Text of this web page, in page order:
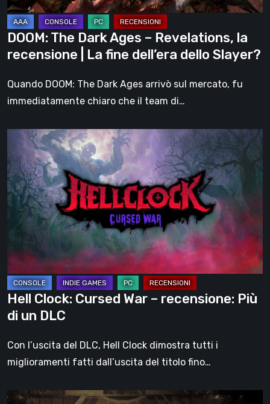
|
La
fine
dell’era
dello
Slayer?
DOOM: The Dark Ages – Revelations, la
recensione | La fine dell’era dello Slayer?
Quando DOOM: The Dark Ages arrivò sul mercato, fu
immediatamente chiaro che il team di…
Clock:
Cursed
War
–
recensione:
di
un
DLC
Hell Clock: Cursed War – recensione: Più
di un DLC
Con l’uscita del DLC, Hell Clock dimostra tutti i
miglioramenti fatti dall’uscita del titolo fino…
Impermanence: